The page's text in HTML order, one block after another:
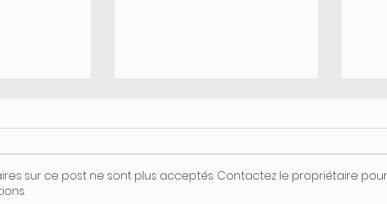
sur ce post ne sont plus acceptés. Contactez le propriétaire pour